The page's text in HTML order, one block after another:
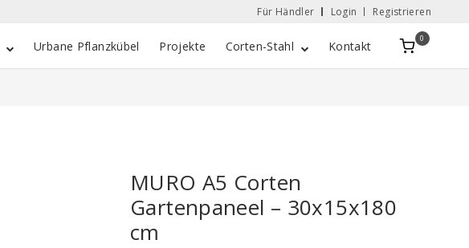
Für Händler Login Registrieren
Urbane Pflanzkübel Projekte Corten-Stahl Kontakt
Zobacz
0
MURO A5 Corten
Gartenpaneel – 30x15x180
cm